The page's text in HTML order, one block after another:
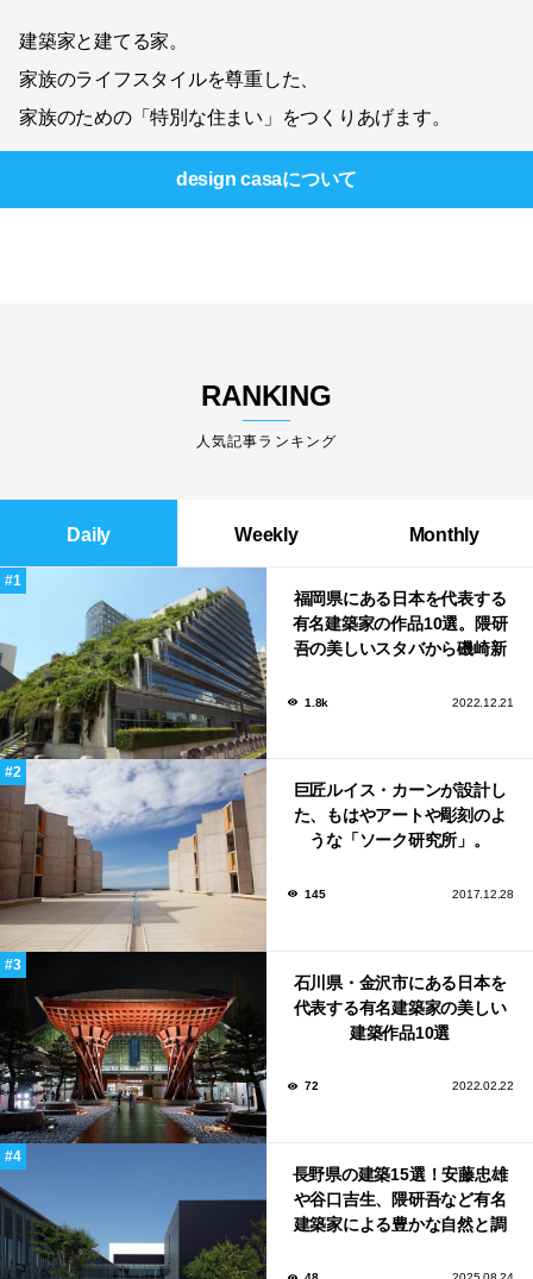
建築家と建てる家。
家族のライフスタイルを尊重した、
家族のための「特別な住まい」をつくりあげます。
design casaについて
RANKING
人気記事ランキング
Daily Weekly Monthly
福岡県にある日本を代表する
有名建築家の作品10選。隈研
吾の美しいスタバから磯崎新
1.8k 2022.12.21
巨匠ルイス・カーンが設計し
た、もはやアートや彫刻のよ
うな「ソーク研究所」。
145 2017.12.28
石川県・金沢市にある日本を
代表する有名建築家の美しい
建築作品10選
72 2022.02.22
長野県の建築15選！安藤忠雄
や谷口吉生、隈研吾など有名
建築家による豊かな自然と調